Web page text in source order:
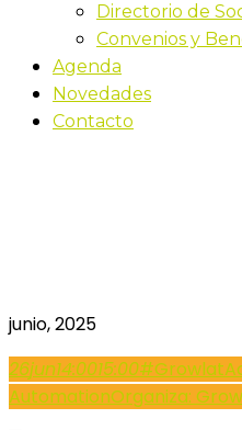
Directorio de
Convenios y
Agenda
Novedades
Contacto
junio, 2025
26jun14:0015:00
AutomationOrganiza: